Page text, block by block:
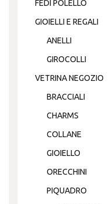
FEDI POLELLO
GIOIELLI E REGALI
ANELLI
GIROCOLLI
VETRINA NEGOZIO
BRACCIALI
CHARMS
COLLANE
GIOIELLO
ORECCHINI
PIQUADRO